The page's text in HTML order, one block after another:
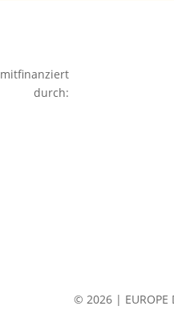
durch:
© 2026 |